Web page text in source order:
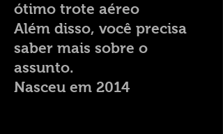
ótimo trote aéreo
Além disso, você precisa
saber mais sobre o
assunto.
Nasceu em 2014